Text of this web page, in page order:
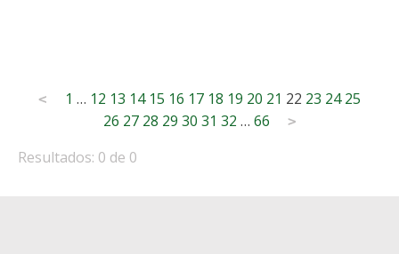
Posts
pagination
< 1 … 12 13 14 15 16 17 18 19 20 21 22 23 24 25
26 27 28 29 30 31 32 … 66 >
Resultados: 0 de 0